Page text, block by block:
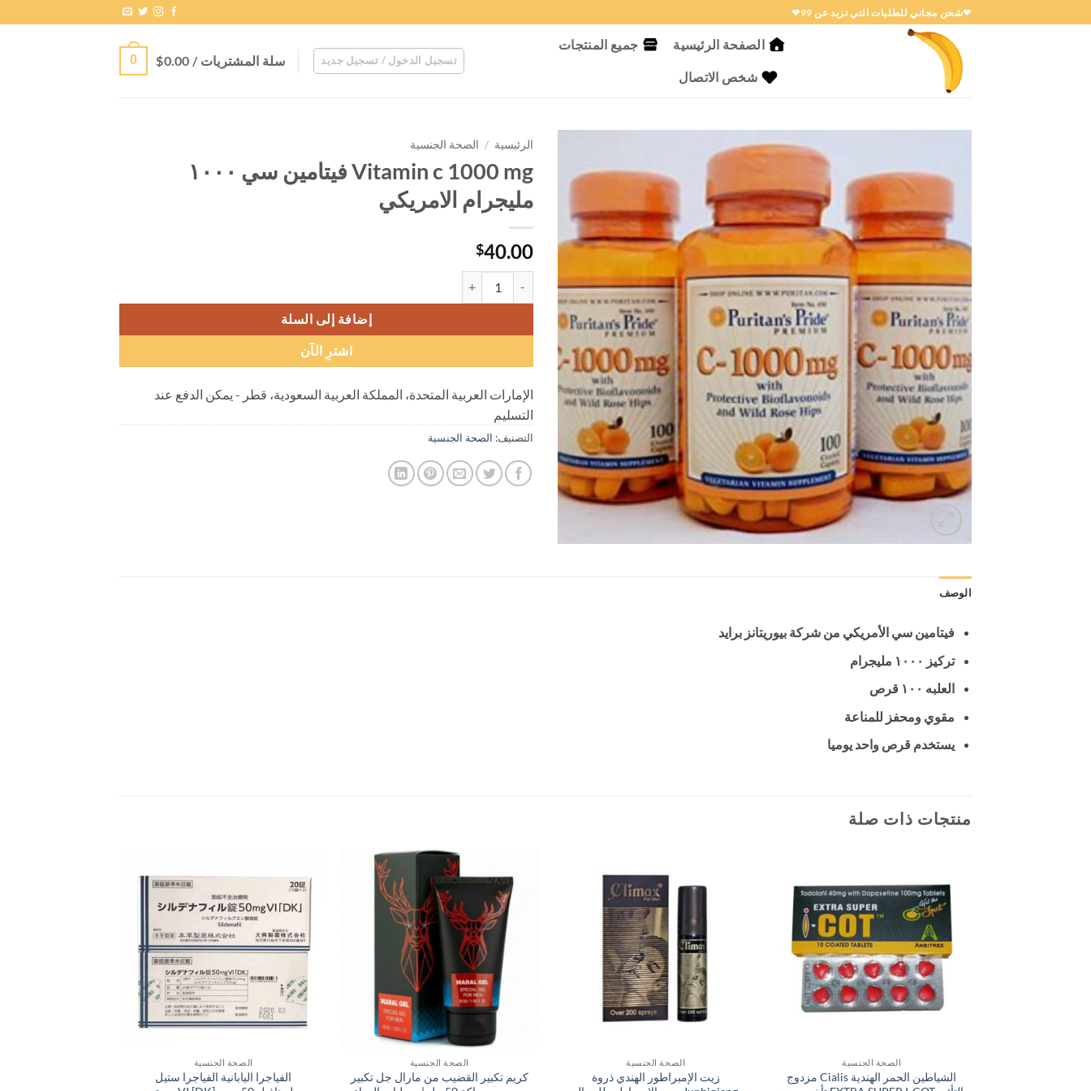
للمحتوى
❤شحن مجاني للطلبات التي تزيد عن 99❤
الصفحة الرئيسية جميع المنتجات
شخص الاتصال
تسجيل الدخول / تسجيل جديد سلة المشتريات / $0.00
0
الرئيسية / الصحة الجنسية
Vitamin c 1000 mg فيتامين سي ١٠٠٠
مليجرام الامريكي
$40.00
إضافة إلى السلة
اشترِ الآن
الإمارات العربية المتحدة، المملكة العربية السعودية، قطر - يمكن الدفع عند
التسليم
التصنيف: الصحة الجنسية
الوصف
فيتامين سي الأمريكي من شركة بيوريتانز برايد
تركيز ١٠٠٠ مليجرام
العلبه ١٠٠ قرص
مقوي ومحفز للمناعة
يستخدم قرص واحد يوميا
منتجات ذات صلة
الصحة الجنسية
الشياطين الحمر الهندية Cialis مزدوج
الصحة الجنسية
زيت الإمبراطور الهندي ذروة
الصحة الجنسية
كريم تكبير القضيب من مارال جل تكبير
الصحة الجنسية
الفياجرا اليابانية الفياجرا ستيل